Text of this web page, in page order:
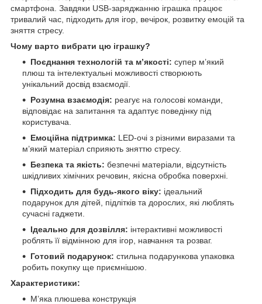
смартфона. Завдяки USB-заряджанню іграшка працює
тривалий час, підходить для ігор, вечірок, розвитку емоцій та
зняття стресу.
Чому варто вибрати цю іграшку?
Поєднання технологій та м’якості: супер м’який
плюш та інтелектуальні можливості створюють
унікальний досвід взаємодії.
Розумна взаємодія: реагує на голосові команди,
відповідає на запитання та адаптує поведінку під
користувача.
Емоційна підтримка: LED-очі з різними виразами та
м’який матеріал сприяють зняттю стресу.
Безпека та якість: безпечні матеріали, відсутність
шкідливих хімічних речовин, якісна обробка поверхні.
Підходить для будь-якого віку: ідеальний
подарунок для дітей, підлітків та дорослих, які люблять
сучасні гаджети.
Ідеально для дозвілля: інтерактивні можливості
роблять її відмінною для ігор, навчання та розваг.
Готовий подарунок: стильна подарункова упаковка
робить покупку ще приємнішою.
Характеристики:
М’яка плюшева конструкція